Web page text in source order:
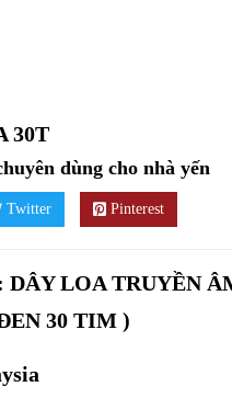
30T
dùng cho nhà yến
Twitter Pinterest
DÂY LOA TRUYỀN
30 TIM )